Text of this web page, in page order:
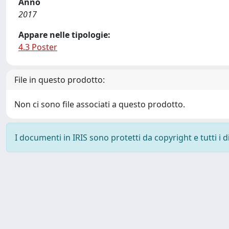
2017
Appare nelle tipologie:
4.3 Poster
File in questo prodotto:
Non ci sono file associati a questo prodotto.
I documenti in IRIS sono protetti da copyright e tutti i